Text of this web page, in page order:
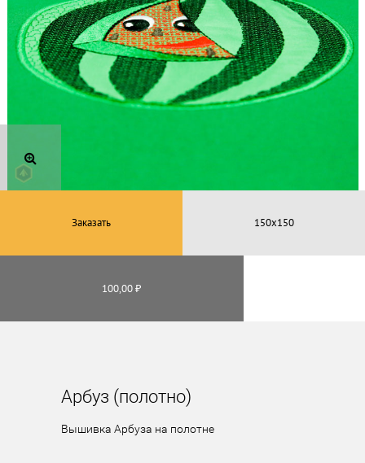
Арбуз (полотно)
Вышивка Арбуза на полотне
100,00 ₽
Заказать